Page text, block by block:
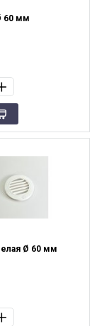
60 мм
Ø 60 мм